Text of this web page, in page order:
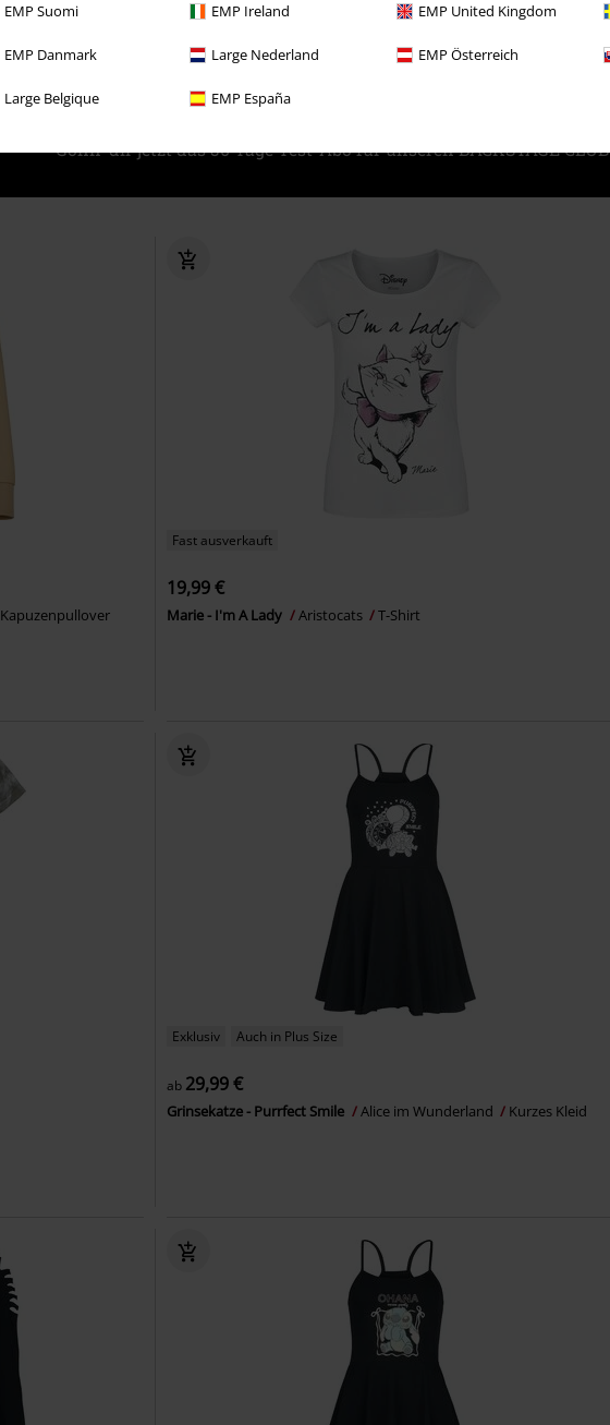
EMP Suomi EMP Ireland EMP United Kingdom
EMP Danmark Large Nederland EMP Österreich
Large Belgique EMP España
Gönn' dir jetzt das 30 Tage Test-Abo für unseren BACKSTAGE CLUB
Kapuzenpullover
Fast ausverkauft
19,99 €
Marie - I'm A Lady Aristocats T-Shirt
Exklusiv Auch in Plus Size
ab 29,99 €
Grinsekatze - Purrfect Smile Alice im Wunderland Kurzes Kleid